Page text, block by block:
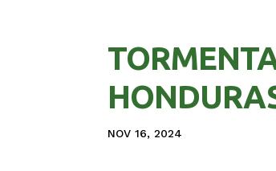
NOV 16, 2024